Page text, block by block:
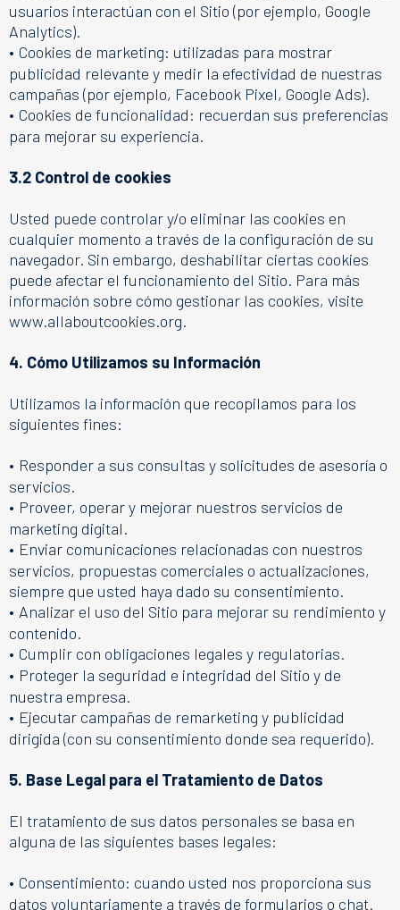
usuarios interactúan con el Sitio (por ejemplo, Google
Analytics).
• Cookies de marketing: utilizadas para mostrar
publicidad relevante y medir la efectividad de nuestras
campañas (por ejemplo, Facebook Pixel, Google Ads).
• Cookies de funcionalidad: recuerdan sus preferencias
para mejorar su experiencia.
3.2 Control de cookies
Usted puede controlar y/o eliminar las cookies en
cualquier momento a través de la configuración de su
navegador. Sin embargo, deshabilitar ciertas cookies
puede afectar el funcionamiento del Sitio. Para más
información sobre cómo gestionar las cookies, visite
www.allaboutcookies.org.
4. Cómo Utilizamos su Información
Utilizamos la información que recopilamos para los
siguientes fines:
• Responder a sus consultas y solicitudes de asesoría o
servicios.
• Proveer, operar y mejorar nuestros servicios de
marketing digital.
• Enviar comunicaciones relacionadas con nuestros
servicios, propuestas comerciales o actualizaciones,
siempre que usted haya dado su consentimiento.
• Analizar el uso del Sitio para mejorar su rendimiento y
contenido.
• Cumplir con obligaciones legales y regulatorias.
• Proteger la seguridad e integridad del Sitio y de
nuestra empresa.
• Ejecutar campañas de remarketing y publicidad
dirigida (con su consentimiento donde sea requerido).
5. Base Legal para el Tratamiento de Datos
El tratamiento de sus datos personales se basa en
alguna de las siguientes bases legales:
• Consentimiento: cuando usted nos proporciona sus
datos voluntariamente a través de formularios o chat.